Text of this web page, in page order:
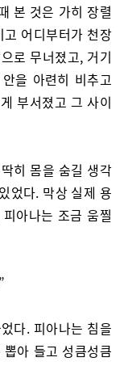
본 것은 가히 장렬
어디부터가 천장
로 무너졌고, 거기
을 아련히 비추고
부서졌고 그 사이
히 몸을 숨길 생각
었다. 막상 실제 용
아나는 조금 움찔
다. 피아나는 침을
아 들고 성큼성큼